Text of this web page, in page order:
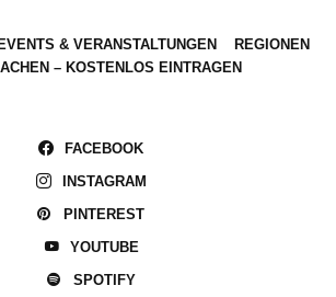
EVENTS & VERANSTALTUNGEN
REGIONEN
– KOSTENLOS EINTRAGEN
FACEBOOK
INSTAGRAM
PINTEREST
YOUTUBE
SPOTIFY